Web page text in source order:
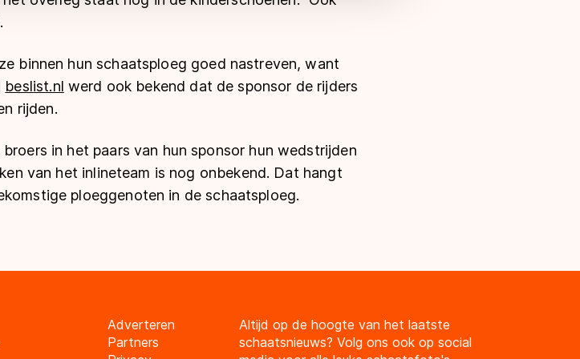
binnen hun schaatsploeg goed nastreven, want
beslist.nl werd ook bekend dat de sponsor de rijders
rijden.
in het paars van hun sponsor hun wedstrijden
van het inlineteam is nog onbekend. Dat hangt
ploeggenoten in de schaatsploeg.
Adverteren
Partners
Altijd op de hoogte van het laatste
schaatsnieuws? Volg ons ook op social